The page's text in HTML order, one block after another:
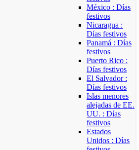
México : Días
festivos
Nicaragua :
Días festivos
Panamá : Días
festivos
Puerto Rico :
Días festivos
El Salvador :
Días festivos
Islas menores
alejadas de EE.
UU. : Días
festivos
Estados
Unidos : Días